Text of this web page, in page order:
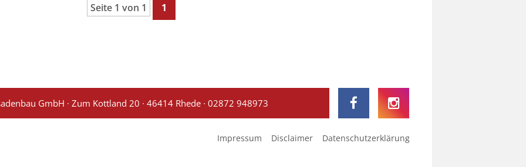
Seite 1 von 1 1
GmbH ∙ Zum Kottland 20 ∙ 46414 Rhede ∙02872 948973
Datenschutzerklärung
Disclaimer
Impressum